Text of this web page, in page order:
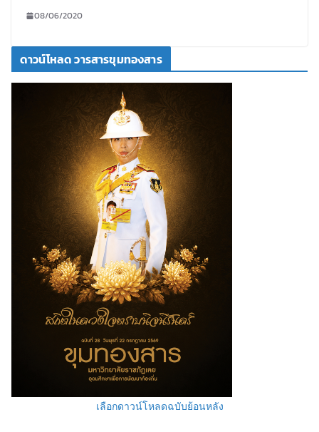
08/06/2020
ดาวน์โหลด วารสารขุมทองสาร
เลือกดาวน์โหลดฉบับย้อนหลัง